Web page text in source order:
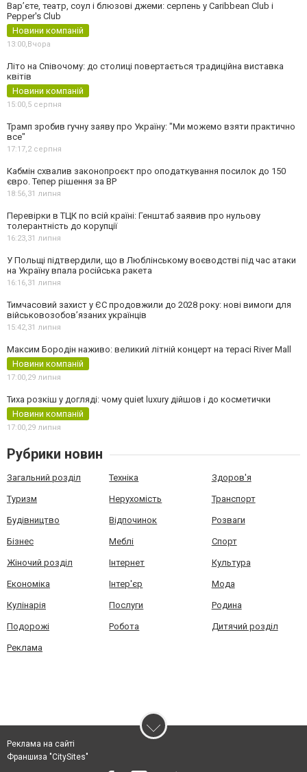
Вар’єте, театр, соул і блюзові джеми: серпень у Caribbean Club і
Pepper's Club
Новини компаній
13:00,Вчора
Літо на Співочому: до столиці повертається традиційна виставка
квітів
Новини компаній
15:00,5 серпня
Трамп зробив гучну заяву про Україну: "Ми можемо взяти практично
все"
17:17,2 серпня
Кабмін схвалив законопроєкт про оподаткування посилок до 150
євро. Тепер рішення за ВР
18:56,31 липня
Перевірки в ТЦК по всій країні: Генштаб заявив про нульову
толерантність до корупції
16:23,31 липня
У Польщі підтвердили, що в Люблінському воєводстві під час атаки
на Україну впала російська ракета
16:16,31 липня
Тимчасовий захист у ЄС продовжили до 2028 року: нові вимоги для
військовозобов’язаних українців
15:42,31 липня
Максим Бородін наживо: великий літній концерт на терасі River Mall
Новини компаній
17:00,29 липня
Тиха розкіш у догляді: чому quiet luxury дійшов і до косметички
Новини компаній
17:00,29 липня
Рубрики новин
Загальний розділ Техніка Здоров'я
Туризм Нерухомість Транспорт
Будівництво Відпочинок Розваги
Бізнес Меблі Спорт
Жіночий розділ Інтернет Культура
Економіка Інтер'єр Мода
Кулінарія Послуги Родина
Подорожі Робота Дитячий розділ
Реклама
Реклама на сайті
Франшиза "CitySites"